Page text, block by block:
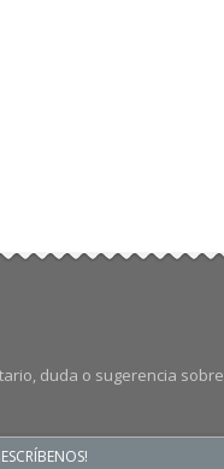
duda o sugerencia sobre
¡ESCRÍBENOS!